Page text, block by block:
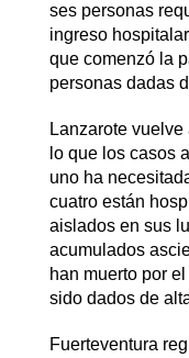
ses personas
ingreso
que comenzó la
personas dadas
Lanzarote
lo que los casos
uno ha
cuatro están
aislados en sus
acumulados
han muerto por
sido dados de
Fuerteventura